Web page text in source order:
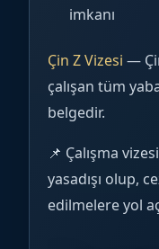
imkanı
Çin Z Vizesi —
çalışan tüm
belgedir.
📌 Çalışma
yasadışı olup,
edilmelere yol